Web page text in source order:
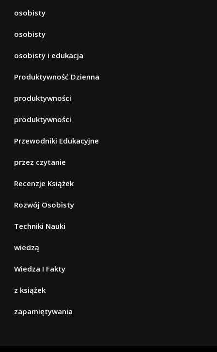
osobisty
osobisty
osobisty i edukacja
Produktywność Dzienna
produktywności
produktywności
Przewodniki Edukacyjne
przez czytanie
Recenzje Książek
Rozwój Osobisty
Techniki Nauki
wiedzą
Wiedza I Fakty
z książek
zapamiętywania